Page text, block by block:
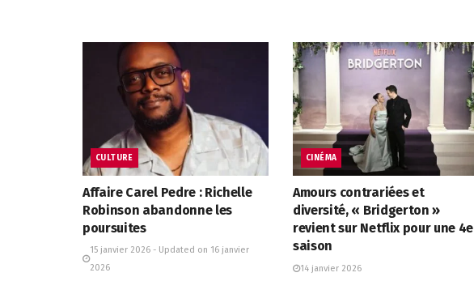
CULTURE
Affaire Carel Pedre : Richelle
Robinson abandonne les
poursuites
15 janvier 2026 - Updated on 16 janvier
2026
CINÉMA
Amours contrariées et
diversité, « Bridgerton »
revient sur Netflix pour une 4e
saison
14 janvier 2026